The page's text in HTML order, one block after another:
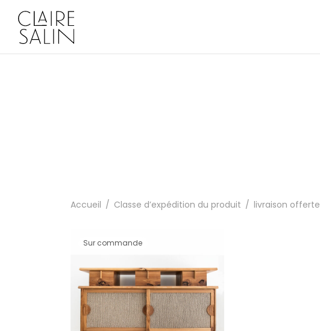
Accueil / Classe d’expédition du produit / livraison offerte
Sur commande